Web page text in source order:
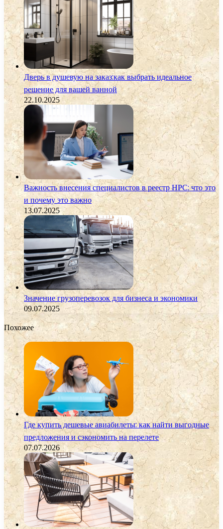
Дверь в душевую на заказ:как выбрать идеальное
решение для вашей ванной
22.10.2025
Важность внесения специалистов в реестр НРС: что это
и почему это важно
13.07.2025
Значение грузоперевозок для бизнеса и экономики
09.07.2025
Похожее
Где купить дешевые авиабилеты: как найти выгодные
предложения и сэкономить на перелете
07.07.2026